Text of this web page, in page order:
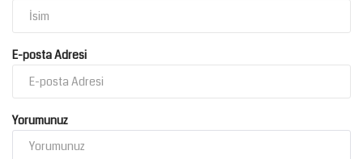
E-posta Adresi
Yorumunuz